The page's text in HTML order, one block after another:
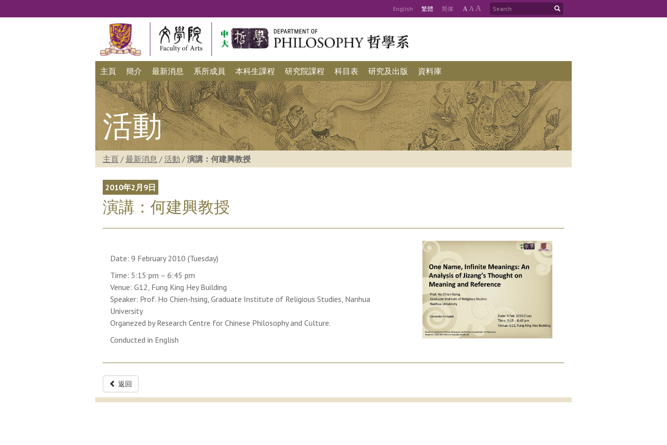
English 繁體 简体 A A A
主頁 簡介 最新消息 系所成員 本科生課程 研究院課程 科目表 研究及出版 資料庫
活動
主頁 / 最新消息 / 活動 / 演講：何建興教授
2010年2月9日
演講：何建興教授
Date: 9 February 2010 (Tuesday)
Time: 5:15 pm – 6:45 pm
Venue: G12, Fung King Hey Building
Speaker: Prof. Ho Chien-hsing, Graduate Institute of Religious Studies, Nanhua
University
Organezed by Research Centre for Chinese Philosophy and Culture.
Conducted in English
返回